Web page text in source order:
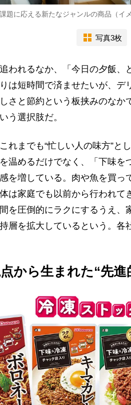
題に応える新たなジャンルの商品（イメ
写真3枚
われるなか、「今日の夕飯、
は短時間で済ませたいが、デ
さと節約という板挟みのなか
う選択肢だ。
れまでも“忙しい人の味方”と
温めるだけでなく、「下味を
を増している。肉や魚を買っ
は家庭でも以前から行われて
を圧倒的にラクにするうえ、
層を拡大しているという。
から生まれた“先進